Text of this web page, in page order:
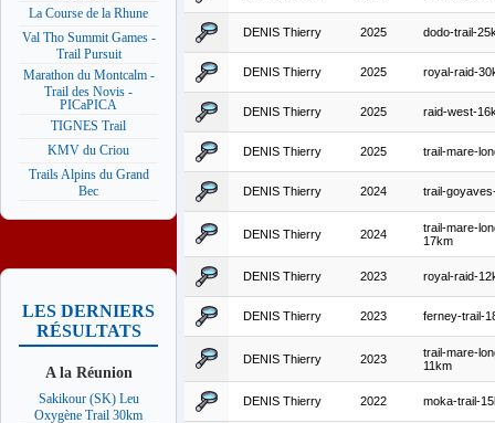
La Course de la Rhune
Val Tho Summit Games -
Trail Pursuit
Marathon du Montcalm -
Trail des Novis -
PICaPICA
TIGNES Trail
KMV du Criou
Trails Alpins du Grand
Bec
LES DERNIERS
RÉSULTATS
A la Réunion
Sakikour (SK) Leu
Oxygène Trail 30km
DENIS Thierry 2025 dodo-trail-
DENIS Thierry 2025 royal-raid-
DENIS Thierry 2025 raid-west-
DENIS Thierry 2025 trail-mare-
DENIS Thierry 2024 trail-
DENIS Thierry 2024
trail-mare-
17km
DENIS Thierry 2023 royal-raid-
DENIS Thierry 2023 ferney-trail-
DENIS Thierry 2023
trail-mare-
11km
DENIS Thierry 2022 moka-trail-